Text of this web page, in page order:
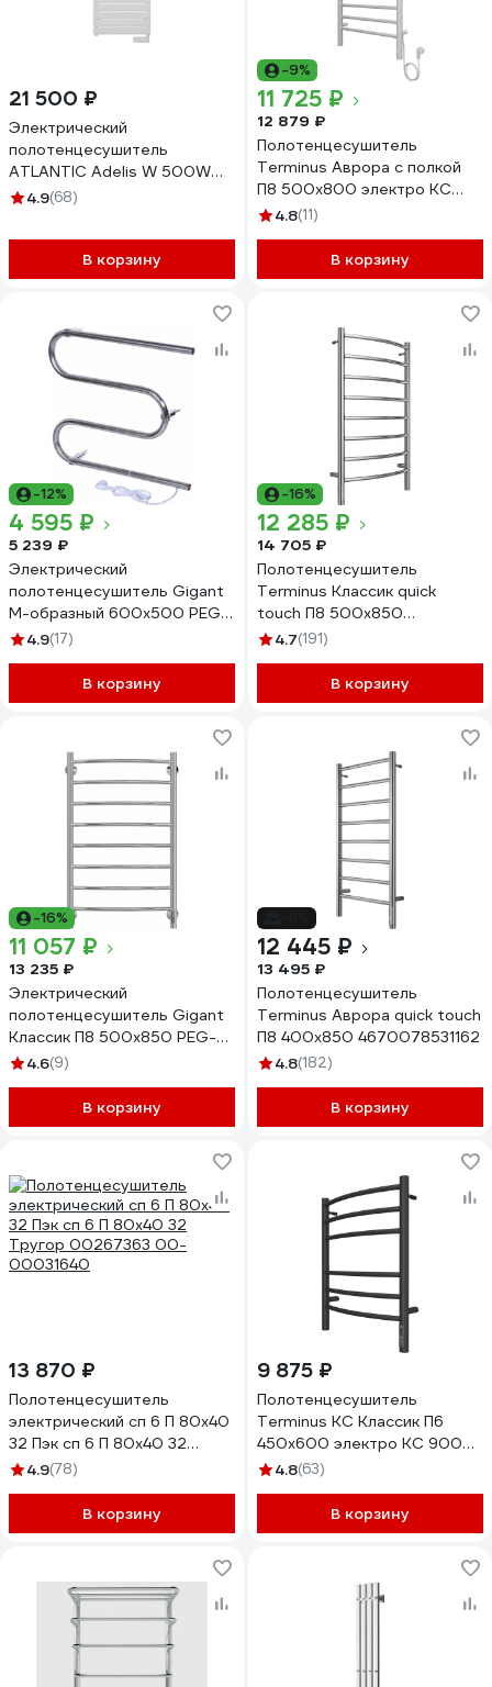
21 500 ₽
Электрический
полотенцесушитель
ATLANTIC Adelis W 500W
002038 002238
4.9(68)
В корзину
-9%
11 725 ₽
12 879 ₽
Полотенцесушитель
Terminus Аврора с полкой
П8 500x800 электро КС
9003 матовый
4.8(11)
В корзину
-12%
4 595 ₽
5 239 ₽
Электрический
полотенцесушитель Gigant
М-образный 600x500 PEG-
05-00
4.9(17)
В корзину
-16%
12 285 ₽
14 705 ₽
Полотенцесушитель
Terminus Классик quick
touch П8 500x850
4670078531360
4.7(191)
В корзину
-16%
11 057 ₽
13 235 ₽
Электрический
полотенцесушитель Gigant
Классик П8 500x850 PEG-
10-00
4.6(9)
В корзину
12 445 ₽
13 495 ₽
Полотенцесушитель
Terminus Аврора quick touch
П8 400x850 4670078531162
4.8(182)
В корзину
13 870 ₽
Полотенцесушитель
электрический сп 6 П 80х40
32 Пэк сп 6 П 80х40 32
Тругор 00267363 00-
4.9(78)
В корзину
9 875 ₽
Полотенцесушитель
Terminus КС Классик П6
450x600 электро КС 9005
матовый 4670078527578
4.8(63)
В корзину